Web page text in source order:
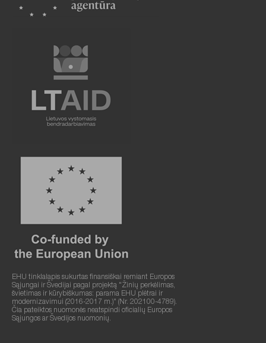
EHU tinklalapis sukurtas finansiškai remiant Europos
Sąjungai ir Švedijai pagal projektą "Žinių perkėlimas,
švietimas ir kūrybiškumas: parama EHU plėtrai ir
modernizavimui (2016-2017 m.)" (Nr. 202100-4789).
Čia pateiktos nuomonės neatspindi oficialių Europos
Sąjungos ar Švedijos nuomonių.